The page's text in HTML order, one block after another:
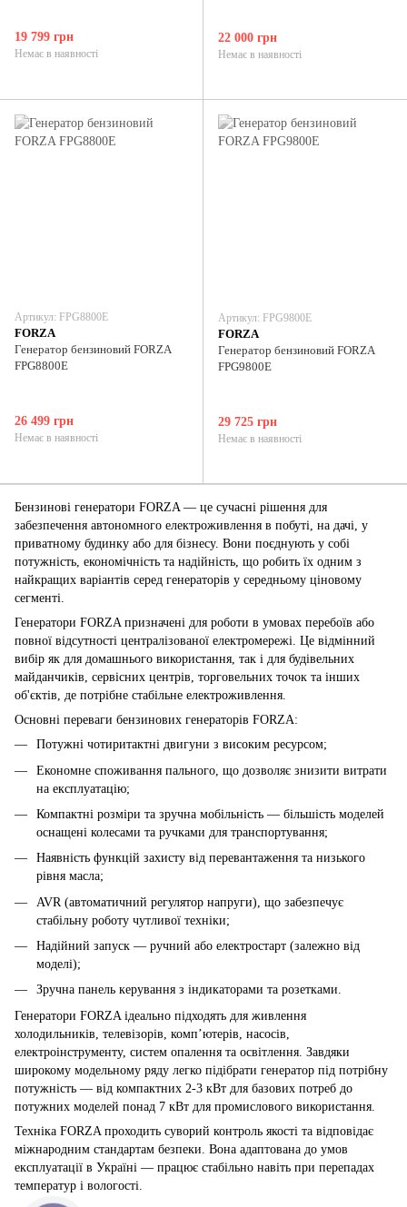
Бензинові генератори FORZA — це сучасні рішення для
забезпечення автономного електроживлення в побуті, на дачі, у
приватному будинку або для бізнесу. Вони поєднують у собі
потужність, економічність та надійність, що робить їх одним з
найкращих варіантів серед генераторів у середньому ціновому
сегменті.
Генератори FORZA призначені для роботи в умовах перебоїв або
повної відсутності централізованої електромережі. Це відмінний
вибір як для домашнього використання, так і для будівельних
майданчиків, сервісних центрів, торговельних точок та інших
об'єктів, де потрібне стабільне електроживлення.
Основні переваги бензинових генераторів FORZA:
Потужні чотиритактні двигуни з високим ресурсом;
Економне споживання пального, що дозволяє знизити витрати
на експлуатацію;
Компактні розміри та зручна мобільність — більшість моделей
оснащені колесами та ручками для транспортування;
Наявність функцій захисту від перевантаження та низького
рівня масла;
AVR (автоматичний регулятор напруги), що забезпечує
стабільну роботу чутливої техніки;
Надійний запуск — ручний або електростарт (залежно від
моделі);
Зручна панель керування з індикаторами та розетками.
Генератори FORZA ідеально підходять для живлення
холодильників, телевізорів, комп’ютерів, насосів,
електроінструменту, систем опалення та освітлення. Завдяки
широкому модельному ряду легко підібрати генератор під потрібну
потужність — від компактних 2-3 кВт для базових потреб до
потужних моделей понад 7 кВт для промислового використання.
Техніка FORZA проходить суворий контроль якості та відповідає
міжнародним стандартам безпеки. Вона адаптована до умов
експлуатації в Україні — працює стабільно навіть при перепадах
температур і вологості.
19 799 грн
Немає в наявності
22 000 грн
Немає в наявності
Артикул: FPG8800E
FORZA
Генератор бензиновий FORZA
FPG8800E
26 499 грн
Немає в наявності
Артикул: FPG9800E
FORZA
Генератор бензиновий FORZA
FPG9800E
29 725 грн
Немає в наявності